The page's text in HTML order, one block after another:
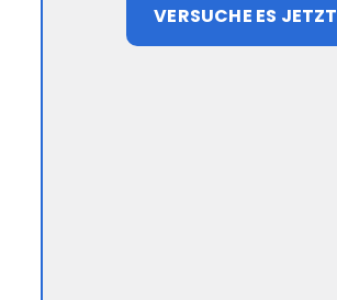
VERSUCHE ES JETZT